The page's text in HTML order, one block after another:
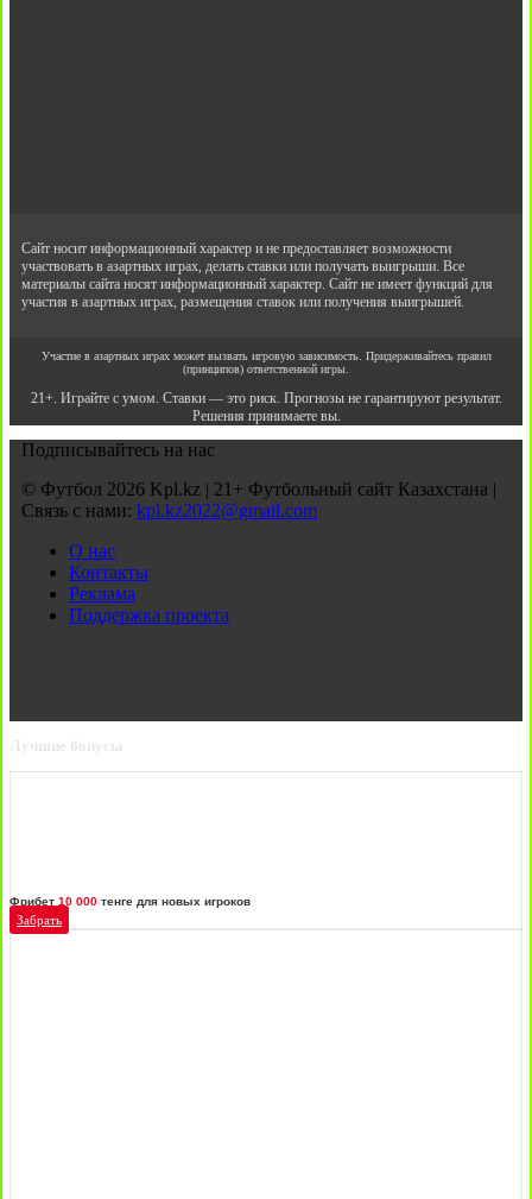
Сайт носит информационный характер и не предоставляет возможности
участвовать в азартных играх, делать ставки или получать выигрыши. Все
материалы сайта носят информационный характер. Сайт не имеет функций для
участия в азартных играх, размещения ставок или получения выигрышей.
Участие в азартных играх может вызвать игровую зависимость. Придерживайтесь правил
(принципов) ответственной игры.
21+. Играйте с умом. Ставки — это риск. Прогнозы не гарантируют результат.
Решения принимаете вы.
Подписывайтесь на нас
© Футбол 2026 Kpl.kz | 21+ Футбольный сайт Казахстана |
Связь с нами: kpl.kz2022@gmail.com
О нас
Контакты
Реклама
Поддержка проекта
Лучшие бонусы
Фрибет 10 000 тенге для новых игроков
Забрать